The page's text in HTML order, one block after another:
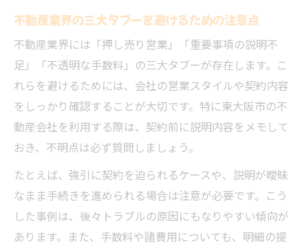
不動産業界の三大タブーを避けるための注意点
不動産業界には「押し売り営業」「重要事項の説明不
足」「不透明な手数料」の三大タブーが存在します。こ
れらを避けるためには、会社の営業スタイルや契約内容
をしっかり確認することが大切です。特に東大阪市の不
動産会社を利用する際は、契約前に説明内容をメモして
おき、不明点は必ず質問しましょう。
たとえば、強引に契約を迫られるケースや、説明が曖昧
なまま手続きを進められる場合は注意が必要です。こう
した事例は、後々トラブルの原因にもなりやすい傾向が
あります。また、手数料や諸費用についても、明細の提